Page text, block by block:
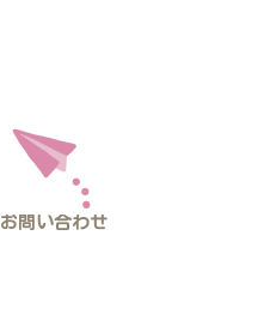
お問い合わせ